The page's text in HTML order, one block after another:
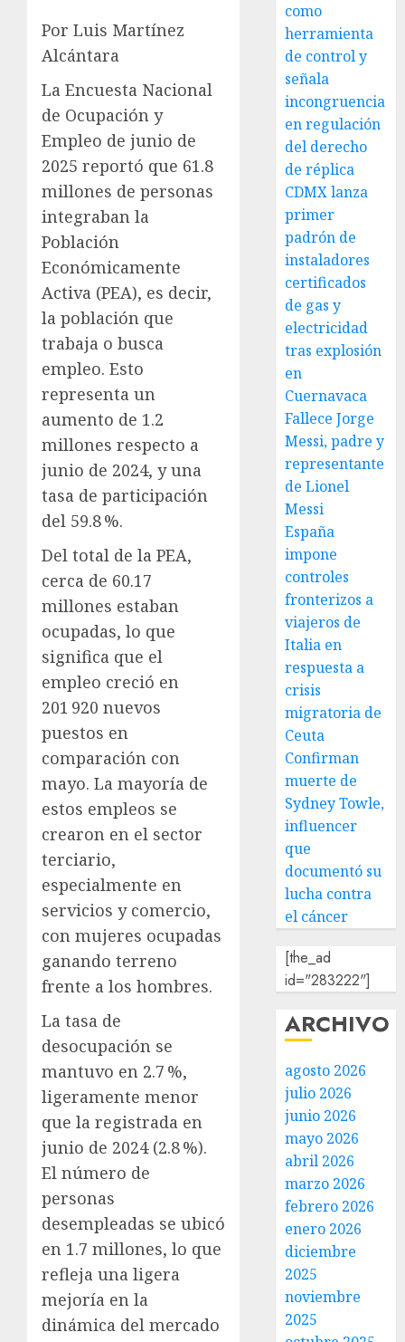
Por Luis Martínez
Alcántara
La Encuesta Nacional
de Ocupación y
Empleo de junio de
2025 reportó que 61.8
millones de personas
integraban la
Población
Económicamente
Activa (PEA), es decir,
la población que
trabaja o busca
empleo. Esto
representa un
aumento de 1.2
millones respecto a
junio de 2024, y una
tasa de participación
del 59.8 %.
Del total de la PEA,
cerca de 60.17
millones estaban
ocupadas, lo que
significa que el
empleo creció en
201 920 nuevos
puestos en
comparación con
mayo. La mayoría de
estos empleos se
crearon en el sector
terciario,
especialmente en
servicios y comercio,
con mujeres ocupadas
ganando terreno
frente a los hombres.
La tasa de
desocupación se
mantuvo en 2.7 %,
ligeramente menor
que la registrada en
junio de 2024 (2.8 %).
El número de
personas
desempleadas se ubicó
en 1.7 millones, lo que
refleja una ligera
mejoría en la
dinámica del mercado
como
herramienta
de control y
señala
incongruencia
en regulación
del derecho
de réplica
CDMX lanza
primer
padrón de
instaladores
certificados
de gas y
electricidad
tras explosión
en
Cuernavaca
Fallece Jorge
Messi, padre y
representante
de Lionel
Messi
España
impone
controles
fronterizos a
viajeros de
Italia en
respuesta a
crisis
migratoria de
Ceuta
Confirman
muerte de
Sydney Towle,
influencer
que
documentó su
lucha contra
el cáncer
[the_ad
id="283222"]
ARCHIVO
agosto 2026
julio 2026
junio 2026
mayo 2026
abril 2026
marzo 2026
febrero 2026
enero 2026
diciembre
2025
noviembre
2025